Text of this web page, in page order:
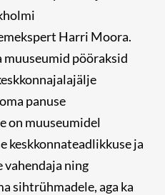
Harri Moora.
muuseumid pööraksid
panuse
on muuseumidel
keskkonnateadlikkuse ja
ning
sihtrühmadele, aga ka